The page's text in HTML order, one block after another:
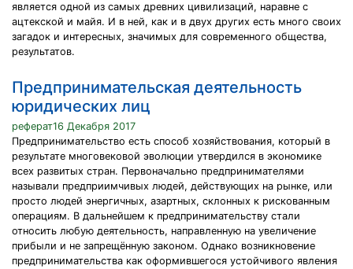
является одной из самых древних цивилизаций, наравне с
ацтекской и майя. И в ней, как и в двух других есть много своих
загадок и интересных, значимых для современного общества,
результатов.
Предпринимательская деятельность
юридических лиц
реферат16 Декабря 2017
Предпринимательство есть способ хозяйствования, который в
результате многовековой эволюции утвердился в экономике
всех развитых стран. Первоначально предпринимателями
называли предприимчивых людей, действующих на рынке, или
просто людей энергичных, азартных, склонных к рискованным
операциям. В дальнейшем к предпринимательству стали
относить любую деятельность, направленную на увеличение
прибыли и не запрещённую законом. Однако возникновение
предпринимательства как оформившегося устойчивого явления